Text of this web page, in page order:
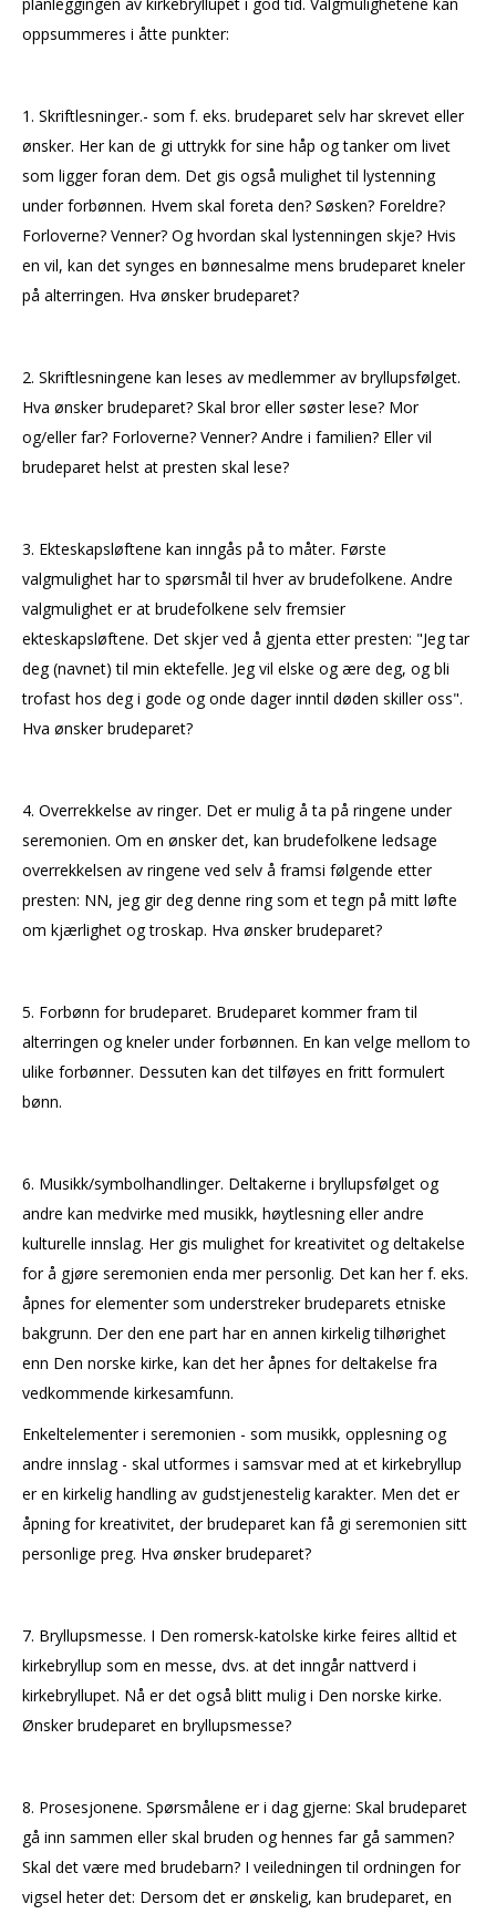
oppsummeres i åtte punkter:
1. Skriftlesninger.- som f. eks. brudeparet selv har skrevet eller
ønsker. Her kan de gi uttrykk for sine håp og tanker om livet
som ligger foran dem. Det gis også mulighet til lystenning
under forbønnen. Hvem skal foreta den? Søsken? Foreldre?
Forloverne? Venner? Og hvordan skal lystenningen skje? Hvis
en vil, kan det synges en bønnesalme mens brudeparet kneler
på alterringen. Hva ønsker brudeparet?
2. Skriftlesningene kan leses av medlemmer av bryllupsfølget.
Hva ønsker brudeparet? Skal bror eller søster lese? Mor
og/eller far? Forloverne? Venner? Andre i familien? Eller vil
brudeparet helst at presten skal lese?
3. Ekteskapsløftene kan inngås på to måter. Første
valgmulighet har to spørsmål til hver av brudefolkene. Andre
valgmulighet er at brudefolkene selv fremsier
ekteskapsløftene. Det skjer ved å gjenta etter presten: "Jeg tar
deg (navnet) til min ektefelle. Jeg vil elske og ære deg, og bli
trofast hos deg i gode og onde dager inntil døden skiller oss".
Hva ønsker brudeparet?
4. Overrekkelse av ringer. Det er mulig å ta på ringene under
seremonien. Om en ønsker det, kan brudefolkene ledsage
overrekkelsen av ringene ved selv å framsi følgende etter
presten: NN, jeg gir deg denne ring som et tegn på mitt løfte
om kjærlighet og troskap. Hva ønsker brudeparet?
5. Forbønn for brudeparet. Brudeparet kommer fram til
alterringen og kneler under forbønnen. En kan velge mellom to
ulike forbønner. Dessuten kan det tilføyes en fritt formulert
bønn.
6. Musikk/symbolhandlinger. Deltakerne i bryllupsfølget og
andre kan medvirke med musikk, høytlesning eller andre
kulturelle innslag. Her gis mulighet for kreativitet og deltakelse
for å gjøre seremonien enda mer personlig. Det kan her f. eks.
åpnes for elementer som understreker brudeparets etniske
bakgrunn. Der den ene part har en annen kirkelig tilhørighet
enn Den norske kirke, kan det her åpnes for deltakelse fra
vedkommende kirkesamfunn.
Enkeltelementer i seremonien - som musikk, opplesning og
andre innslag - skal utformes i samsvar med at et kirkebryllup
er en kirkelig handling av gudstjenestelig karakter. Men det er
åpning for kreativitet, der brudeparet kan få gi seremonien sitt
personlige preg. Hva ønsker brudeparet?
7. Bryllupsmesse. I Den romersk-katolske kirke feires alltid et
kirkebryllup som en messe, dvs. at det inngår nattverd i
kirkebryllupet. Nå er det også blitt mulig i Den norske kirke.
Ønsker brudeparet en bryllupsmesse?
8. Prosesjonene. Spørsmålene er i dag gjerne: Skal brudeparet
gå inn sammen eller skal bruden og hennes far gå sammen?
Skal det være med brudebarn? I veiledningen til ordningen for
vigsel heter det: Dersom det er ønskelig, kan brudeparet, en